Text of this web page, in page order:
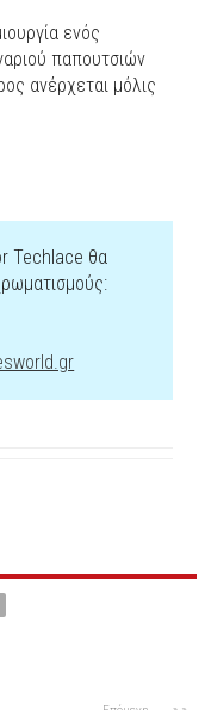
ενός
παπουτσιών
ανέρχεται μόλις
Techlace θα